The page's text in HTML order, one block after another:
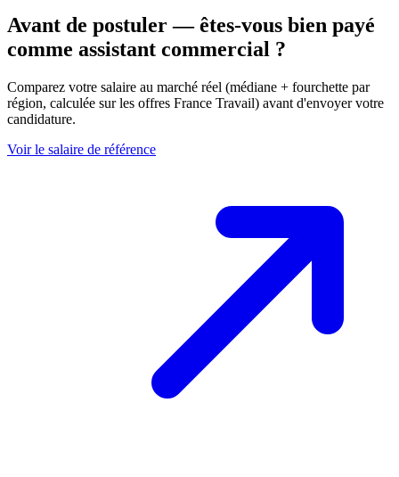
Avant de postuler — êtes-vous bien payé
comme assistant commercial ?
Comparez votre salaire au marché réel (médiane + fourchette par
région, calculée sur les offres France Travail) avant d'envoyer votre
candidature.
Voir le salaire de référence